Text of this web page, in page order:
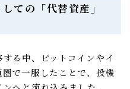
ての「代替資産」
る中、ビットコインやイ
で一服したことで、投機